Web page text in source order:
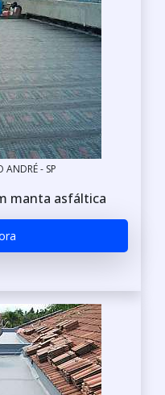
ANDRÉ - SP
manta asfáltica